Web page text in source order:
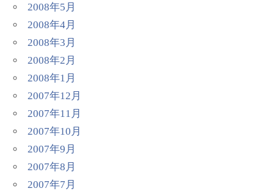
2008年5月
2008年4月
2008年3月
2008年2月
2008年1月
2007年12月
2007年11月
2007年10月
2007年9月
2007年8月
2007年7月